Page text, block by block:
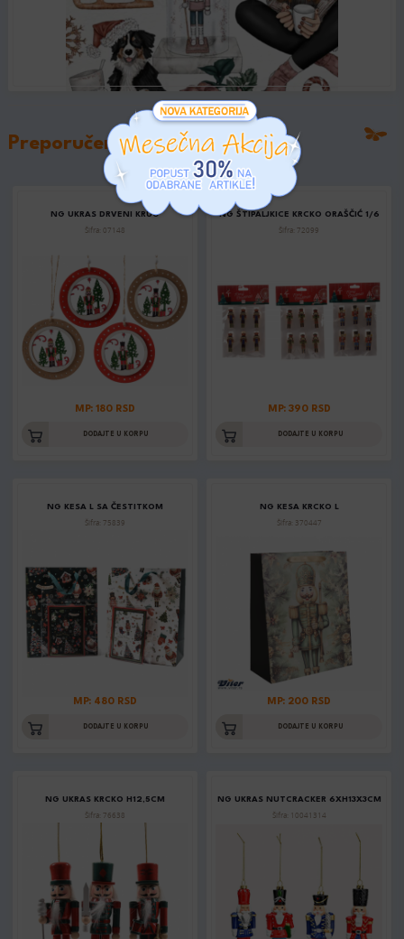
Preporučeni artikli
NG UKRAS DRVENI KRUG
Šifra: 07148
MP: 180 RSD
DODAJTE U KORPU
NG ŠTIPALJKICE KRCKO ORAŠČIĆ 1/6
Šifra: 72099
MP: 390 RSD
DODAJTE U KORPU
NG KESA L SA ČESTITKOM
Šifra: 75839
MP: 480 RSD
DODAJTE U KORPU
NG KESA KRCKO L
Šifra: 370447
MP: 200 RSD
DODAJTE U KORPU
NG UKRAS KRCKO H12,5CM
Šifra: 76638
NG UKRAS NUTCRACKER 6XH13X3CM
Šifra: 10041314